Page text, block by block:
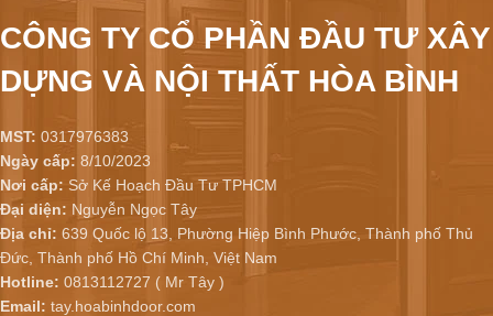
CÔNG TY CỔ PHẦN ĐẦU TƯ XÂY
DỰNG VÀ NỘI THẤT HÒA BÌNH
MST: 0317976383
Ngày cấp: 8/10/2023
Nơi cấp: Sở Kế Hoạch Đầu Tư TPHCM
Đại diện: Nguyễn Ngọc Tây
Địa chỉ: 639 Quốc lộ 13, Phường Hiệp Bình Phước, Thành phố Thủ
Đức, Thành phố Hồ Chí Minh, Việt Nam
Hotline: 0813112727 ( Mr Tây )
Email: tay.hoabinhdoor.com